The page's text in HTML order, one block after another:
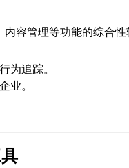
容管理等功能的综合性
为追踪。
业。